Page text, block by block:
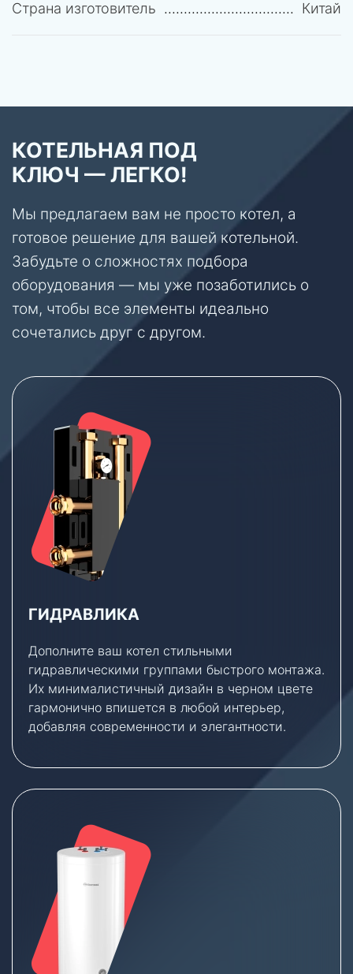
Страна изготовитель Китай
КОТЕЛЬНАЯ ПОД
КЛЮЧ — ЛЕГКО!
Мы предлагаем вам не просто котел, а
готовое решение для вашей котельной.
Забудьте о сложностях подбора
оборудования — мы уже позаботились о
том, чтобы все элементы идеально
сочетались друг с другом.
ГИДРАВЛИКА
Дополните ваш котел стильными
гидравлическими группами быстрого монтажа.
Их минималистичный дизайн в черном цвете
гармонично впишется в любой интерьер,
добавляя современности и элегантности.